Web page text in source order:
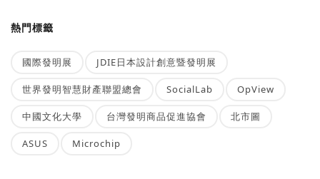
熱門標籤
國際發明展 JDIE日本設計創意暨發明展
世界發明智慧財產聯盟總會 SocialLab OpView
中國文化大學 台灣發明商品促進協會 北市圖
ASUS Microchip